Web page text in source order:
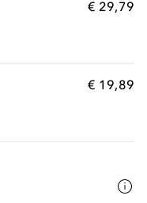
€ 29,79
€ 19,89